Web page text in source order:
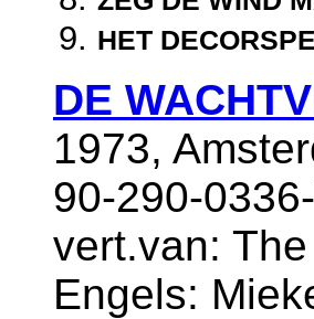
HET
DE
1973,
90-290-
vert.van:
Engels: